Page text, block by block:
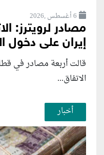
6 أغسطس ,2026
مصادر لرويترز:
إيران على دخول
قالت أربعة مصادر في
الاتفاق...
أخبار